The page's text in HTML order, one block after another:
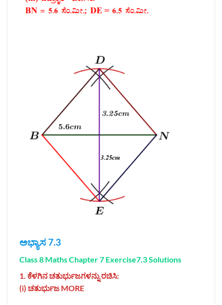
ಅಭ್ಯಾಸ 7.3
Class 8 Maths Chapter 7 Exercise7.3 Solutions
1. ಕೆಳಗಿನ ಚತುರ್ಭುಜಗಳನ್ನು ರಚಿಸಿ:
(i) ಚತುರ್ಭುಜ MORE